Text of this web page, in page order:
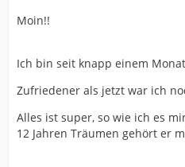
Moin!!
Ich bin seit knapp einem
Zufriedener als jetzt war ich
Alles ist super, so wie ich es
12 Jahren Träumen gehört er